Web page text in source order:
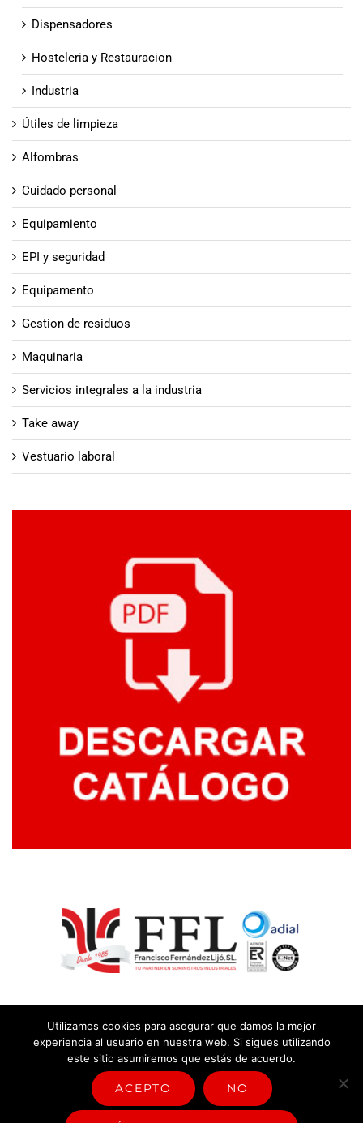
Dispensadores
Hosteleria y Restauracion
Industria
Útiles de limpieza
Alfombras
Cuidado personal
Equipamiento
EPI y seguridad
Equipamento
Gestion de residuos
Maquinaria
Servicios integrales a la industria
Take away
Vestuario laboral
Aviso legal y política de privacidad
sistema de gestión
Utilizamos cookies para asegurar que damos la mejor
experiencia al usuario en nuestra web. Si sigues utilizando
este sitio asumiremos que estás de acuerdo.
ACEPTO NO